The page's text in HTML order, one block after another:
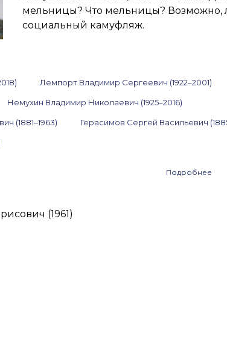
мельницы? Что мельницы? Возможно,
социальный камуфляж.
Лемпорт Владимир Сергеевич (1922–2001)
Немухин Владимир Николаевич (1925–2016)
(1881–1963) Герасимов Сергей Васильевич
Подробнее
(1961)